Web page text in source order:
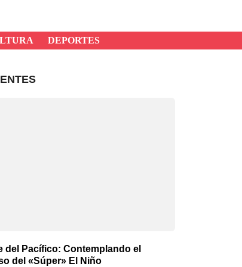
DEPORTES
del Pacífico: Contemplando el
del «Súper» El Niño